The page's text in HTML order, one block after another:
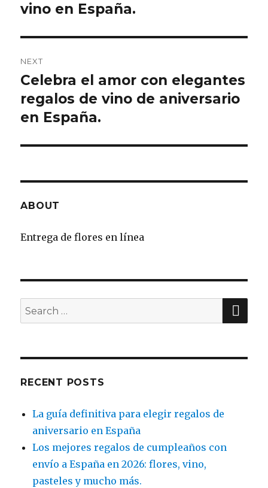
vino en España.
NEXT
Next
post:
Celebra el amor con elegantes
regalos de vino de aniversario
en España.
ABOUT
Entrega de flores en línea
Search
for:
RECENT POSTS
La guía definitiva para elegir regalos de
aniversario en España
Los mejores regalos de cumpleaños con
envío a España en 2026: flores, vino,
pasteles y mucho más.